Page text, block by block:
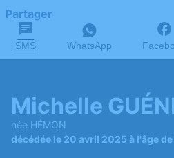
Partager
SMS WhatsApp
Michelle
née HÉMON
décédée le 20 avril 2025 à l'âge de